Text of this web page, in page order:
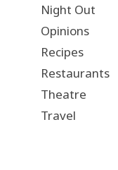
Night Out
Opinions
Recipes
Restaurants
Theatre
Travel